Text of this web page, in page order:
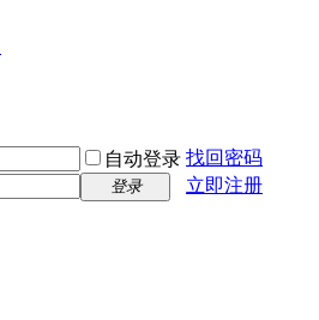
自动登录 找回密码
登录
立即注册